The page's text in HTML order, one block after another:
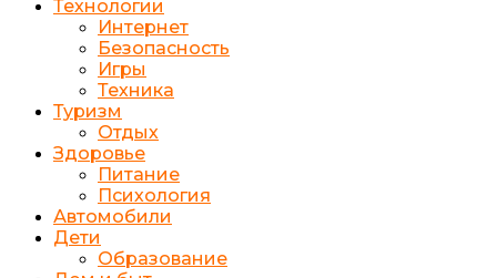
Технологии
Интернет
Безопасность
Игры
Техника
Туризм
Отдых
Здоровье
Питание
Психология
Автомобили
Дети
Образование